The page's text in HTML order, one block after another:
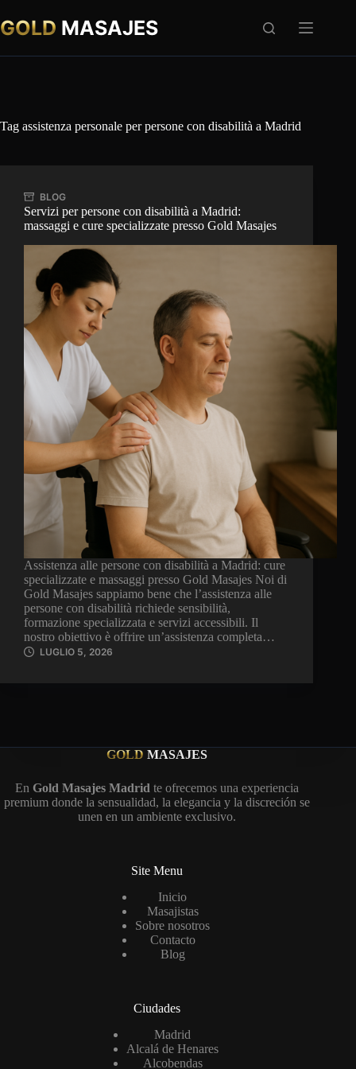
al
contenuto
GOLD MASAJES
Tag assistenza personale per persone con disabilità a Madrid
BLOG
Servizi per persone con disabilità a Madrid:
massaggi e cure specializzate presso Gold Masajes
Assistenza alle persone con disabilità a Madrid: cure
specializzate e massaggi presso Gold Masajes Noi di
Gold Masajes sappiamo bene che l’assistenza alle
persone con disabilità richiede sensibilità,
formazione specializzata e servizi accessibili. Il
nostro obiettivo è offrire un’assistenza completa…
LUGLIO 5, 2026
GOLD MASAJES
En Gold Masajes Madrid te ofrecemos una experiencia
premium donde la sensualidad, la elegancia y la discreción se
unen en un ambiente exclusivo.
Site Menu
Inicio
Masajistas
Sobre nosotros
Contacto
Blog
Ciudades
Madrid
Alcalá de Henares
Alcobendas